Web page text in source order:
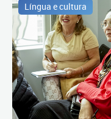
Língua e cultura